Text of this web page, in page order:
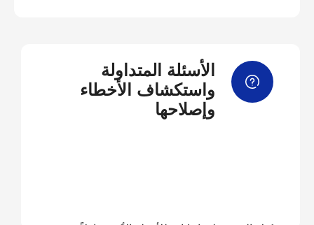
الأسئلة المتداولة
واستكشاف الأخطاء
وإصلاحها